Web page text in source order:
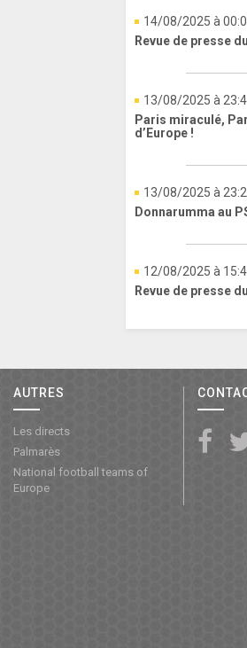
14/08/2025 à
Revue de presse
13/08/2025 à
Paris miraculé,
d’Europe !
13/08/2025 à
Donnarumma au
12/08/2025 à
Revue de presse
AUTRES
Les directs
Palmarès
National football teams of
Europe